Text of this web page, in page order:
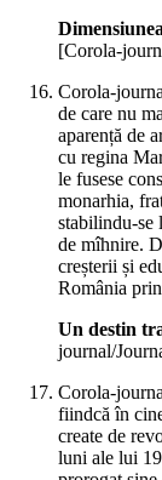
[Corola-
Corola-
de care nu
aparență de
cu regina
le fusese
monarhia,
stabilindu-se
de mîhnire.
creșterii și
România
Un destin
journal/
Corola-
fiindcă în
create de
luni ale lui